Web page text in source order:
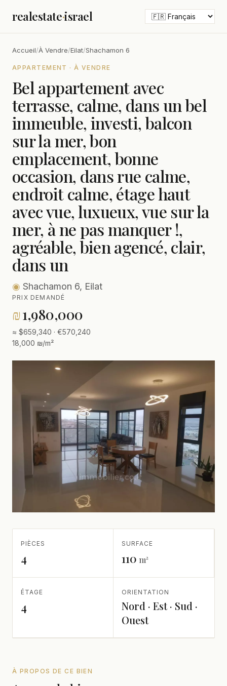
realestate·israel
Accueil/À Vendre/Eilat/Shachamon 6
APPARTEMENT · À VENDRE
Bel appartement avec
terrasse, calme, dans un bel
immeuble, investi, balcon
sur la mer, bon
emplacement, bonne
occasion, dans rue calme,
endroit calme, étage haut
avec vue, luxueux, vue sur la
mer, à ne pas manquer !,
agréable, bien agencé, clair,
dans un
◉ Shachamon 6, Eilat
PRIX DEMANDÉ
₪1,980,000
≈ $659,340 · €570,240
18,000 ₪/m²
PIÈCES
4
SURFACE
110 m²
ÉTAGE
4
ORIENTATION
Nord · Est · Sud ·
Ouest
À PROPOS DE CE BIEN